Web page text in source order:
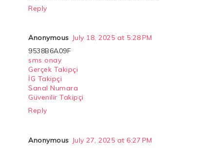
Reply
Anonymous July 18, 2025 at 5:28 PM
9538B6A09F
sms onay
Gerçek Takipçi
İG Takipçi
Sanal Numara
Güvenilir Takipçi
Reply
Anonymous July 27, 2025 at 6:27 PM